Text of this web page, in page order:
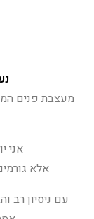
מעצבת פנים
אני
אלא
עם ניסיון רב